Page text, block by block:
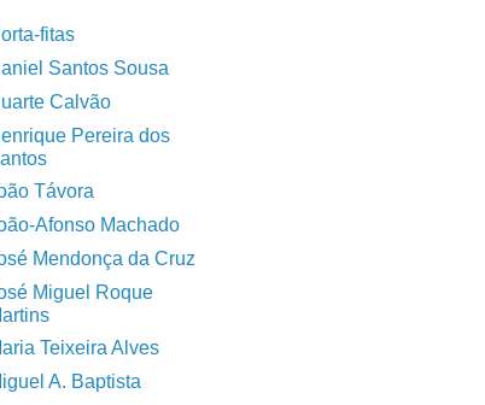
fitas
Santos Sousa
Calvão
Pereira dos
Távora
Afonso Machado
Mendonça da Cruz
Miguel Roque
Teixeira Alves
A. Baptista